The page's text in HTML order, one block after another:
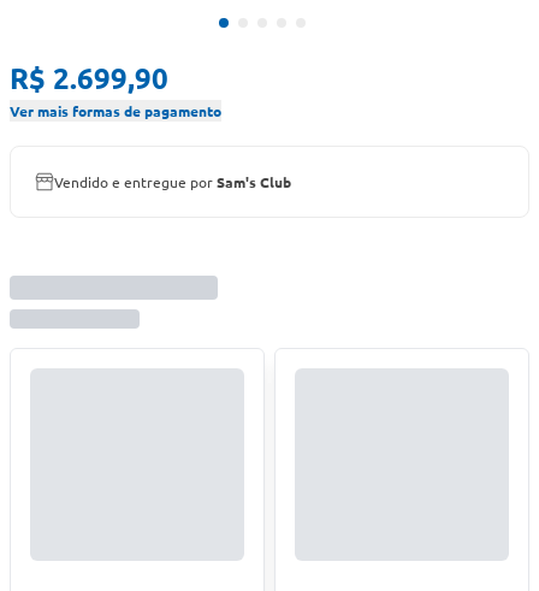
R$ 2.699,90
Ver mais formas de pagamento
Vendido e entregue porSam's Club